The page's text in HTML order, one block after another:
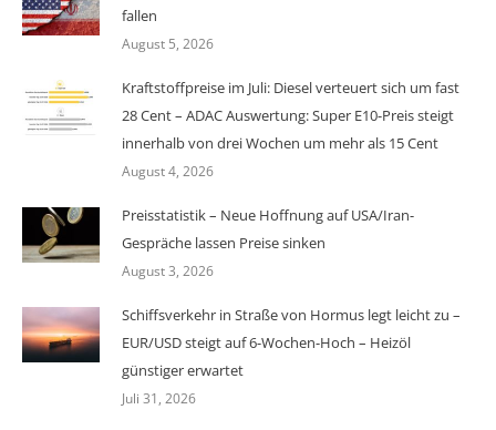
fallen
August 5, 2026
Kraftstoffpreise im Juli: Diesel verteuert sich um fast
28 Cent – ADAC Auswertung: Super E10-Preis steigt
innerhalb von drei Wochen um mehr als 15 Cent
August 4, 2026
Preisstatistik – Neue Hoffnung auf USA/Iran-
Gespräche lassen Preise sinken
August 3, 2026
Schiffsverkehr in Straße von Hormus legt leicht zu –
EUR/USD steigt auf 6-Wochen-Hoch – Heizöl
günstiger erwartet
Juli 31, 2026